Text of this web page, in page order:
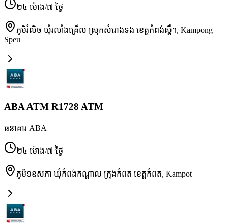
២៤ ម៉ោង/៧ ថ្ងៃ
ភូមិរំលិច ឃុំរលាំងគ្រើល ស្រុកសំរោងទង ខេត្តកំពង់ស្ពឺ។, Kampong
Speu
ABA ATM R1728 ATM
ធនាគារ ABA
២៤ ម៉ោង/៧ ថ្ងៃ
ភូមិ១ឧសភា ឃុំកំពង់កណ្ដាល ក្រុងកំពត ខេត្តកំពត, Kampot